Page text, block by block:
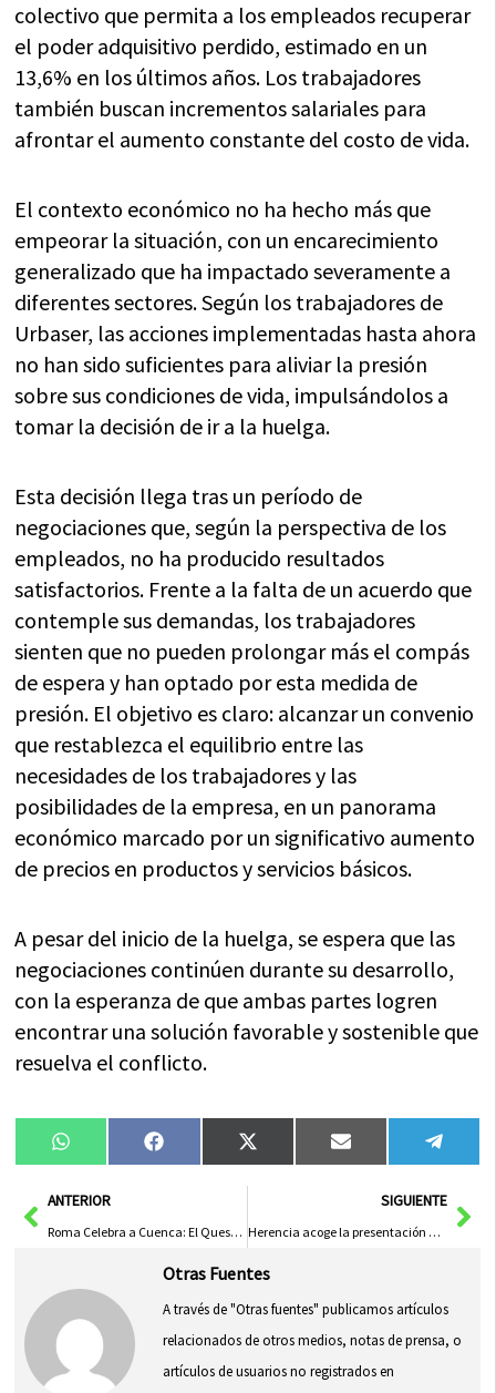
colectivo que permita a los empleados recuperar
el poder adquisitivo perdido, estimado en un
13,6% en los últimos años. Los trabajadores
también buscan incrementos salariales para
afrontar el aumento constante del costo de vida.
El contexto económico no ha hecho más que
empeorar la situación, con un encarecimiento
generalizado que ha impactado severamente a
diferentes sectores. Según los trabajadores de
Urbaser, las acciones implementadas hasta ahora
no han sido suficientes para aliviar la presión
sobre sus condiciones de vida, impulsándolos a
tomar la decisión de ir a la huelga.
Esta decisión llega tras un período de
negociaciones que, según la perspectiva de los
empleados, no ha producido resultados
satisfactorios. Frente a la falta de un acuerdo que
contemple sus demandas, los trabajadores
sienten que no pueden prolongar más el compás
de espera y han optado por esta medida de
presión. El objetivo es claro: alcanzar un convenio
que restablezca el equilibrio entre las
necesidades de los trabajadores y las
posibilidades de la empresa, en un panorama
económico marcado por un significativo aumento
de precios en productos y servicios básicos.
A pesar del inicio de la huelga, se espera que las
negociaciones continúen durante su desarrollo,
con la esperanza de que ambas partes logren
encontrar una solución favorable y sostenible que
resuelva el conflicto.
Compartir
en
WhatsAppCompartir
en
FacebookCompartir
en
X
(Twitter)
Compartir
en
Email
en
AntANTERIOR
Roma Celebra a Cuenca: El Queso de Oveja Internacional Más Destacado
SIGUIENTE
Herencia acoge la presentación del proyecto Tecnove Custom Trucks
Otras Fuentes
A través de "Otras fuentes" publicamos artículos
relacionados de otros medios, notas de prensa, o
artículos de usuarios no registrados en